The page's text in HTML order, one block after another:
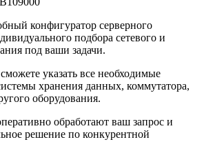
конфигуратор серверного
подбора сетевого и
под ваши задачи.
указать все необходимые
хранения данных, коммутатора,
оборудования.
обработают ваш запрос и
решение по конкурентной